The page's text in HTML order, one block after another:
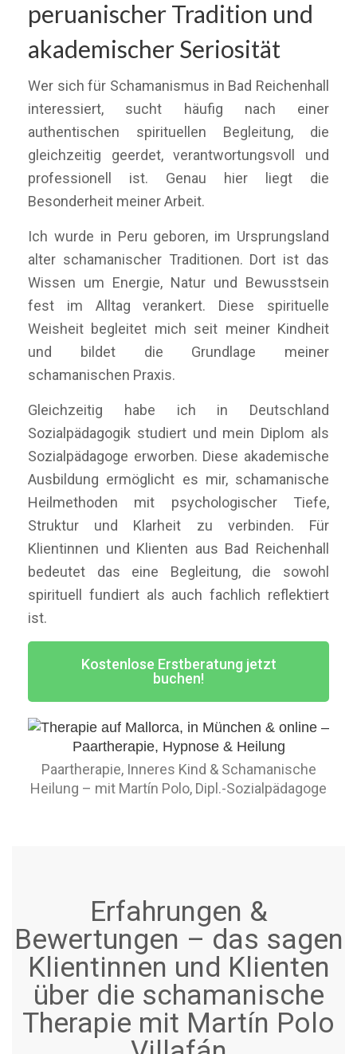
peruanischer Tradition und
akademischer Seriosität
Wer sich für Schamanismus in Bad Reichenhall
interessiert, sucht häufig nach einer
authentischen spirituellen Begleitung, die
gleichzeitig geerdet, verantwortungsvoll und
professionell ist. Genau hier liegt die
Besonderheit meiner Arbeit.
Ich wurde in Peru geboren, im Ursprungsland
alter schamanischer Traditionen. Dort ist das
Wissen um Energie, Natur und Bewusstsein
fest im Alltag verankert. Diese spirituelle
Weisheit begleitet mich seit meiner Kindheit
und bildet die Grundlage meiner
schamanischen Praxis.
Gleichzeitig habe ich in Deutschland
Sozialpädagogik studiert und mein Diplom als
Sozialpädagoge erworben. Diese akademische
Ausbildung ermöglicht es mir, schamanische
Heilmethoden mit psychologischer Tiefe,
Struktur und Klarheit zu verbinden. Für
Klientinnen und Klienten aus Bad Reichenhall
bedeutet das eine Begleitung, die sowohl
spirituell fundiert als auch fachlich reflektiert
ist.
Kostenlose Erstberatung jetzt
buchen!
Paartherapie, Inneres Kind & Schamanische
Heilung – mit Martín Polo, Dipl.-Sozialpädagoge
Erfahrungen &
Bewertungen – das sagen
Klientinnen und Klienten
über die schamanische
Therapie mit Martín Polo